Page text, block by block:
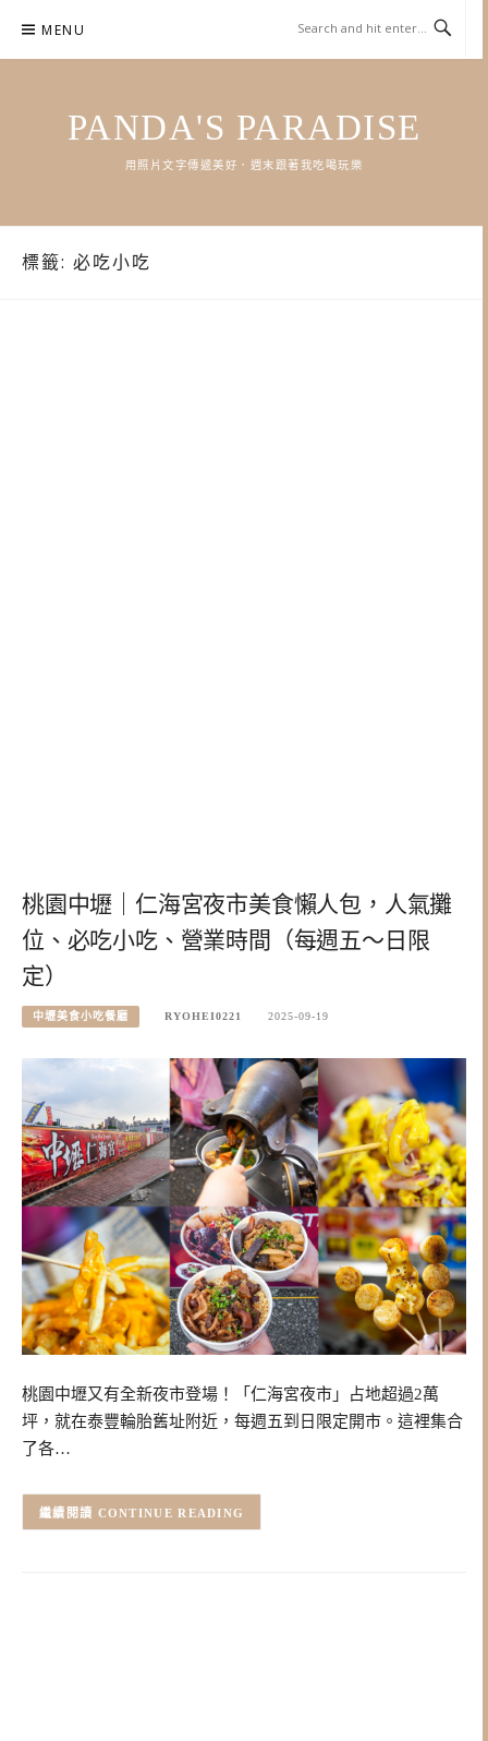
content
MENU
PANDA'S PARADISE
用照片文字傳遞美好．週末跟著我吃喝玩樂
標籤: 必吃小吃
桃園中壢｜仁海宮夜市美食懶人包，人氣攤
位、必吃小吃、營業時間（每週五～日限
定）
中壢美食小吃餐廳 RYOHEI0221 2025-09-19
桃園中壢又有全新夜市登場！「仁海宮夜市」占地超過2萬
坪，就在泰豐輪胎舊址附近，每週五到日限定開市。這裡集合
了各…
CONTINUE READING